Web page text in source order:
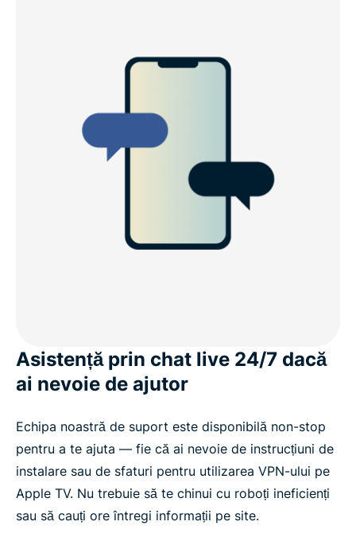
Asistență prin chat live 24/7 dacă
ai nevoie de ajutor
Echipa noastră de suport este disponibilă non-stop
pentru a te ajuta — fie că ai nevoie de instrucțiuni de
instalare sau de sfaturi pentru utilizarea VPN-ului pe
Apple TV. Nu trebuie să te chinui cu roboți ineficienți
sau să cauți ore întregi informații pe site.